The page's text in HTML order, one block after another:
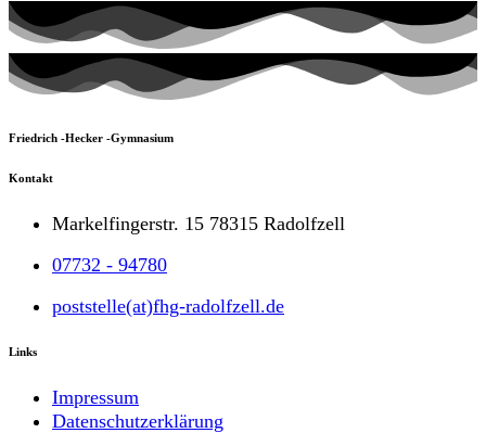
Friedrich -Hecker -Gymnasium
Kontakt
Markelfingerstr. 15 78315 Radolfzell
07732 - 94780
poststelle(at)fhg-radolfzell.de
Links
Impressum
Datenschutzerklärung